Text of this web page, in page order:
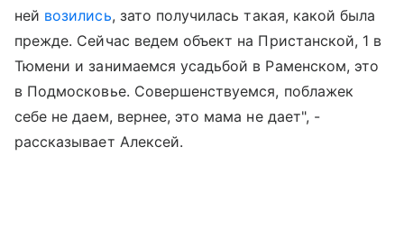
ней возились, зато получилась такая, какой была
прежде. Сейчас ведем объект на Пристанской, 1 в
Тюмени и занимаемся усадьбой в Раменском, это
в Подмосковье. Совершенствуемся, поблажек
себе не даем, вернее, это мама не дает", -
рассказывает Алексей.